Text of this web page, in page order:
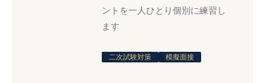
ントを一人ひとり個別に練習し
ます
二次試験対策 模擬面接